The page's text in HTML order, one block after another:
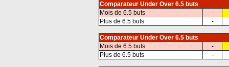
Comparateur Under Over 6.5 buts
Mois de 6.5 buts
-
Plus de 6.5 buts
-
Comparateur Under Over 6.5 buts
Mois de 6.5 buts
-
Plus de 6.5 buts
-